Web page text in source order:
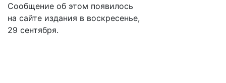
Сообщение об этом появилось
на сайте издания в воскресенье,
29 сентября.